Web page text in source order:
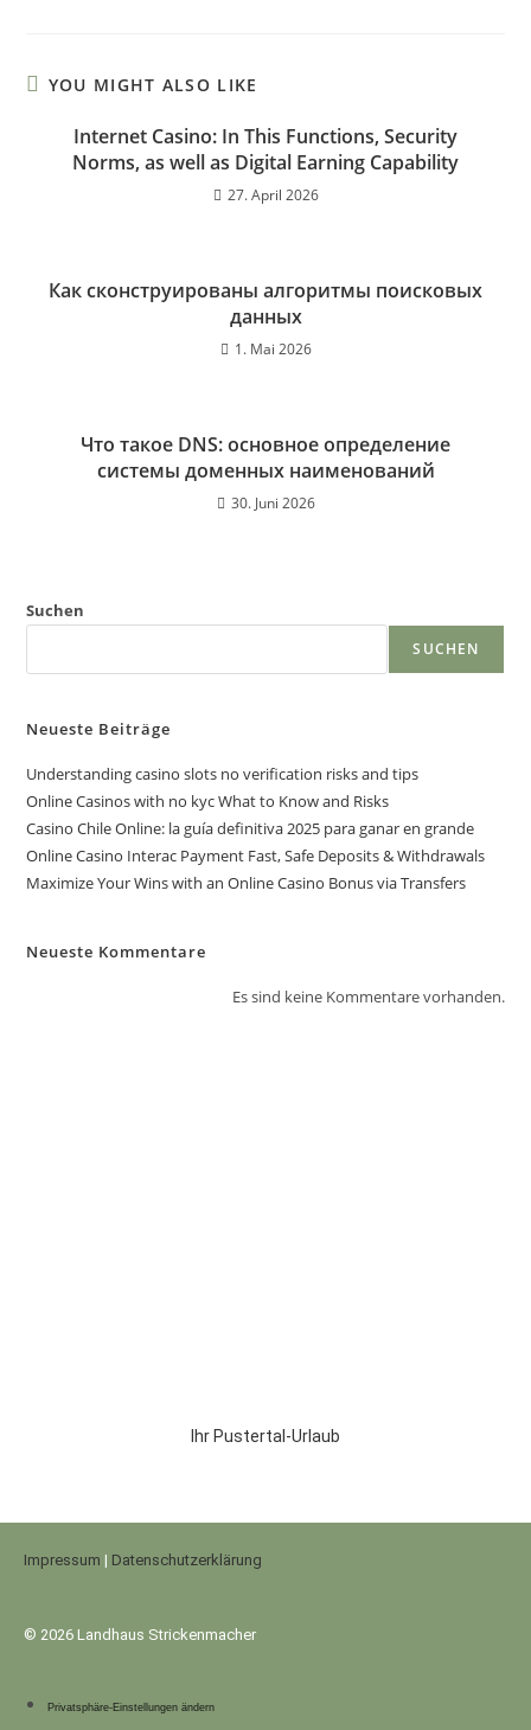
YOU MIGHT ALSO LIKE
Internet Casino: In This Functions, Security
Norms, as well as Digital Earning Capability
27. April 2026
Как сконструированы алгоритмы поисковых
данных
1. Mai 2026
Что такое DNS: основное определение
системы доменных наименований
30. Juni 2026
Suchen
SUCHEN
Neueste Beiträge
Understanding casino slots no verification risks and tips
Online Casinos with no kyc What to Know and Risks
Casino Chile Online: la guía definitiva 2025 para ganar en grande
Online Casino Interac Payment Fast, Safe Deposits & Withdrawals
Maximize Your Wins with an Online Casino Bonus via Transfers
Neueste Kommentare
Es sind keine Kommentare vorhanden.
Ihr Pustertal-Urlaub
Impressum | Datenschutzerklärung
© 2026 Landhaus Strickenmacher
Privatsphäre-Einstellungen ändern